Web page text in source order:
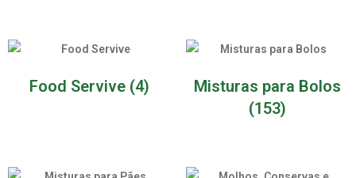
Food Servive (4)
Misturas para Bolos
(153)